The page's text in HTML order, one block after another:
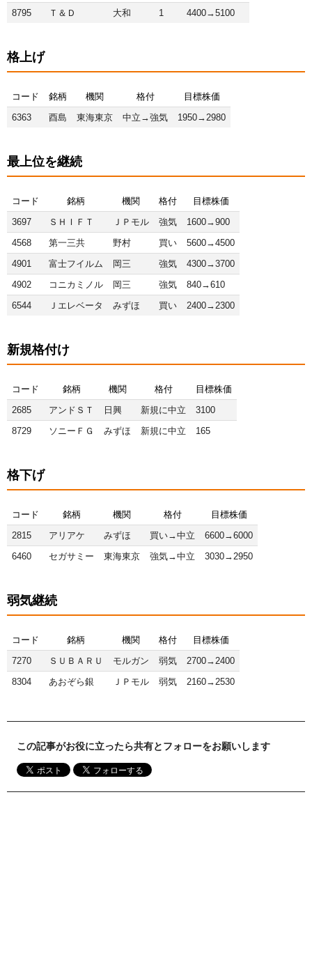
8795
Ｔ＆Ｄ 大和 1 4400→5100
格上げ
コード 銘柄 機関 格付
目標株価
6363
酉島 東海東京 中立→強気 1950→2980
最上位を継続
コード 銘柄 機関 格付
目標株価
3697
ＳＨＩＦＴ ＪＰモル 強気
1600→900
4568
第一三共 野村 買い
5600→4500
4901
富士フイルム 岡三 強気
4300→3700
4902
コニカミノル 岡三 強気
840→610
6544
Ｊエレベータ みずほ 買い 2400→2300
新規格付け
コード 銘柄 機関 格付
目標株価
2685
アンドＳＴ 日興 新規に中立
3100
8729
ソニーＦＧ みずほ 新規に中立 165
格下げ
コード 銘柄 機関 格付
目標株価
2815
アリアケ みずほ 買い→中立
6600→6000
6460
セガサミー 東海東京 強気→中立 3030→2950
弱気継続
コード 銘柄 機関 格付
目標株価
7270
ＳＵＢＡＲＵ モルガン 弱気
2700→2400
8304
あおぞら銀 ＪＰモル 弱気 2160→2530
この記事がお役に立ったら共有とフォローをお願いします